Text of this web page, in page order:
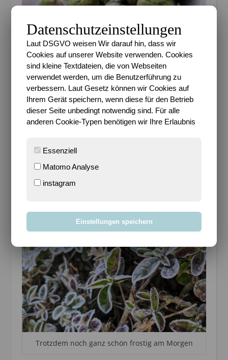
Rosenkohl-Ernte aus dem Hochbeet
Der Mann erntet endlich mal den Rosenkohl aus
nicht gedacht und zusammen mit Salzkartoffeln
wirklich lecker. Mal sehen, ob wir dieses Jahr wieder
welchen pflanzen.
Trotzdem noch ganz schön frostig am Morgen
Datenschutzeinstellungen
Laut DSGVO weisen Wir darauf hin, dass wir
Cookies auf unserer Website verwenden. Cookies
sind kleine Textdateien, die von Webseiten
verwendet werden, um die Benutzerführung zu
verbessern. Laut Gesetz können wir Cookies auf
Ihrem Gerät speichern, wenn diese für den Betrieb
dieser Seite unbedingt notwendig sind. Für alle
anderen Cookie-Typen benötigen wir Ihre Erlaubnis
Essenziell
Matomo Analyse
instagram
Einstellungen speichern